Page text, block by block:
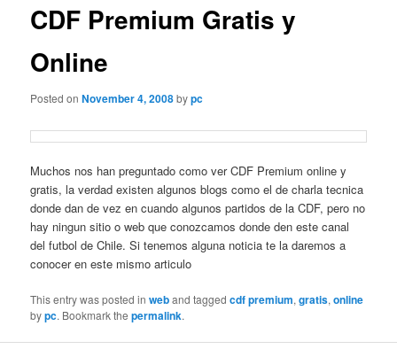
CDF Premium Gratis y
Online
Posted onNovember 4, 2008bypc
Muchos nos han preguntado como ver CDF Premium online y
gratis, la verdad existen algunos blogs como el de charla tecnica
donde dan de vez en cuando algunos partidos de la CDF, pero no
hay ningun sitio o web que conozcamos donde den este canal
del futbol de Chile. Si tenemos alguna noticia te la daremos a
conocer en este mismo articulo
This entry was posted inweband taggedcdf premium,gratis,online
bypc. Bookmark thepermalink.